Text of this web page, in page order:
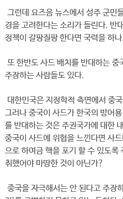
그런데 요즈음 뉴스에서 성주 군민
경을 고려한다는 소리가 들린다. 반
정책이 갈팡질팡 한다면 국력을 하
또 한반도 사드 배치를 반대하는 중
주장하는 사람들도 있다.
대한민국은 지정학적 측면에서 중
그러나 중국이 사드가 한국의 방어
를 반대하는 것은 주권국가에 대한
중국이 사드에 위협을 느낀다면 사
으로 하여금 핵을 포기 할 수 있도록
취했어야 마땅한 것이 아닌가?
중국을 자극해서는 안 된다고 주장